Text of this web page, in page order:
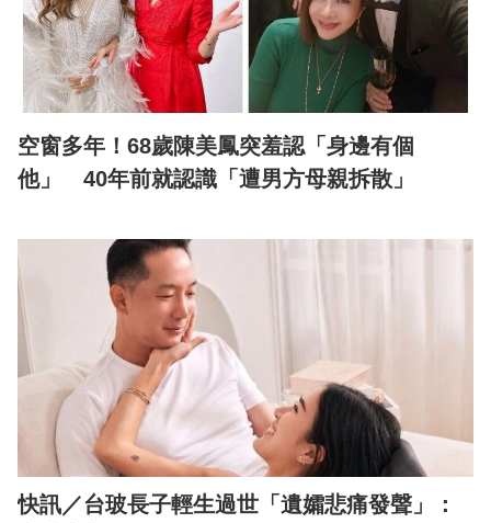
空窗多年！68歲陳美鳳突羞認「身邊有個
他」 40年前就認識「遭男方母親拆散」
快訊／台玻長子輕生過世「遺孀悲痛發聲」：